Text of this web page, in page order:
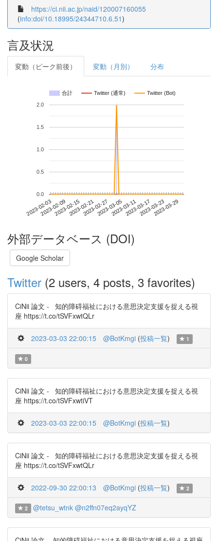
https://ci.nii.ac.jp/naid/120007160055
(info:doi/10.18995/24344710.6.51)
言及状況
変動（ピーク前後） 変動（月別） 分布
合計 Twitter (通常) Twitter (Bot)
2023-02-032023-02-092023-02-152023-02-212023-02-272023-03-052023-03-112023-03-172023-03-232023-03-29
0.0
0.5
1.0
1.5
2.0
外部データベース (DOI)
Google Scholar
Twitter (2 users, 4 posts, 3 favorites)
CiNii 論文 - 知的障碍福祉における意思決定支援を捉える視
座 https://t.co/tSVFxwtQLr
2023-03-03 22:00:15 @BotKmgi (投稿一覧) 1
0
CiNii 論文 - 知的障碍福祉における意思決定支援を捉える視
座 https://t.co/tSVFxwtiVT
2023-03-03 22:00:15 @BotKmgi (投稿一覧)
CiNii 論文 - 知的障碍福祉における意思決定支援を捉える視
座 https://t.co/tSVFxwtQLr
2022-09-30 22:00:13 @BotKmgi (投稿一覧) 2
2 @tetsu_wtnk @n2ffn07eq2ayqYZ